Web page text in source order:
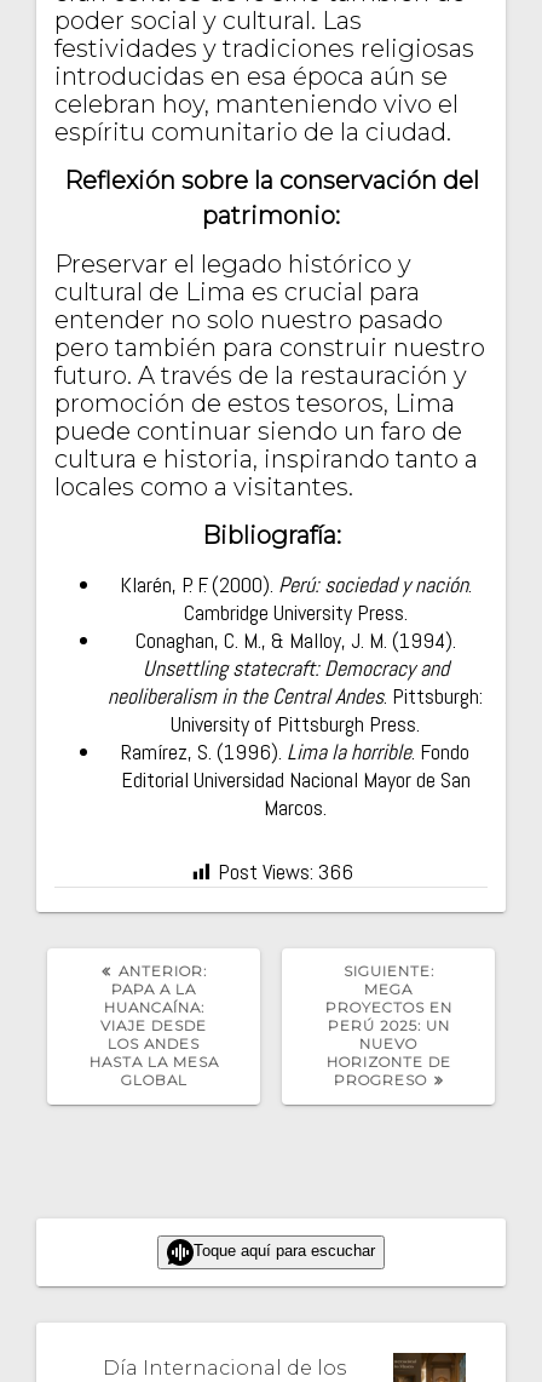
poder social y cultural. Las
festividades y tradiciones religiosas
introducidas en esa época aún se
celebran hoy, manteniendo vivo el
espíritu comunitario de la ciudad.
Reflexión sobre la conservación del
patrimonio:
Preservar el legado histórico y
cultural de Lima es crucial para
entender no solo nuestro pasado
pero también para construir nuestro
futuro. A través de la restauración y
promoción de estos tesoros, Lima
puede continuar siendo un faro de
cultura e historia, inspirando tanto a
locales como a visitantes.
Bibliografía:
Klarén, P. F. (2000). Perú: sociedad y nación.
Cambridge University Press.
Conaghan, C. M., & Malloy, J. M. (1994).
Unsettling statecraft: Democracy and
neoliberalism in the Central Andes. Pittsburgh:
University of Pittsburgh Press.
Ramírez, S. (1996). Lima la horrible. Fondo
Editorial Universidad Nacional Mayor de San
Marcos.
Post Views: 366
ANTERIOR:POST
PAPA A LA
HUANCAÍNA:
VIAJE DESDE
LOS ANDES
HASTA LA MESA
GLOBAL
SIGUIENTE:SIGUIENTE
MEGA
PROYECTOS EN
PERÚ 2025: UN
NUEVO
HORIZONTE DE
PROGRESO
Toque aquí para escuchar
Día Internacional de los